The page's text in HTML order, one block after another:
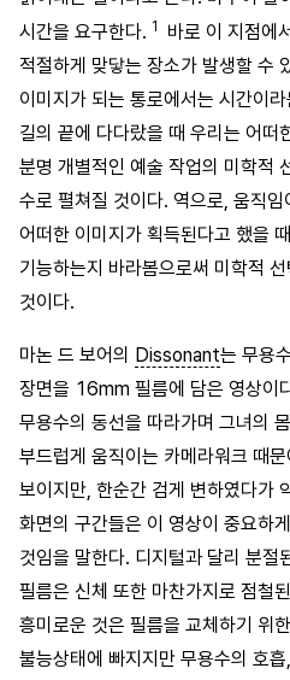
시간을 요구한다. 1
바로 이 지점에
적절하게 맞닿는 장소가 발생할 수
이미지가 되는 통로에서는 시간이
길의 끝에 다다랐을 때 우리는 어떠
분명 개별적인 예술 작업의 미학적
수로 펼쳐질 것이다. 역으로, 움직
어떠한 이미지가 획득된다고 했을
기능하는지 바라봄으로써 미학적
것이다.
마논 드 보어의 Dissonant는 무용
장면을 16mm 필름에 담은 영상이
무용수의 동선을 따라가며 그녀의
부드럽게 움직이는 카메라워크 때
보이지만, 한순간 검게 변하였다가
화면의 구간들은 이 영상이 중요하
것임을 말한다. 디지털과 달리 분절
필름은 신체 또한 마찬가지로 점철
흥미로운 것은 필름을 교체하기 위
불능상태에 빠지지만 무용수의 호